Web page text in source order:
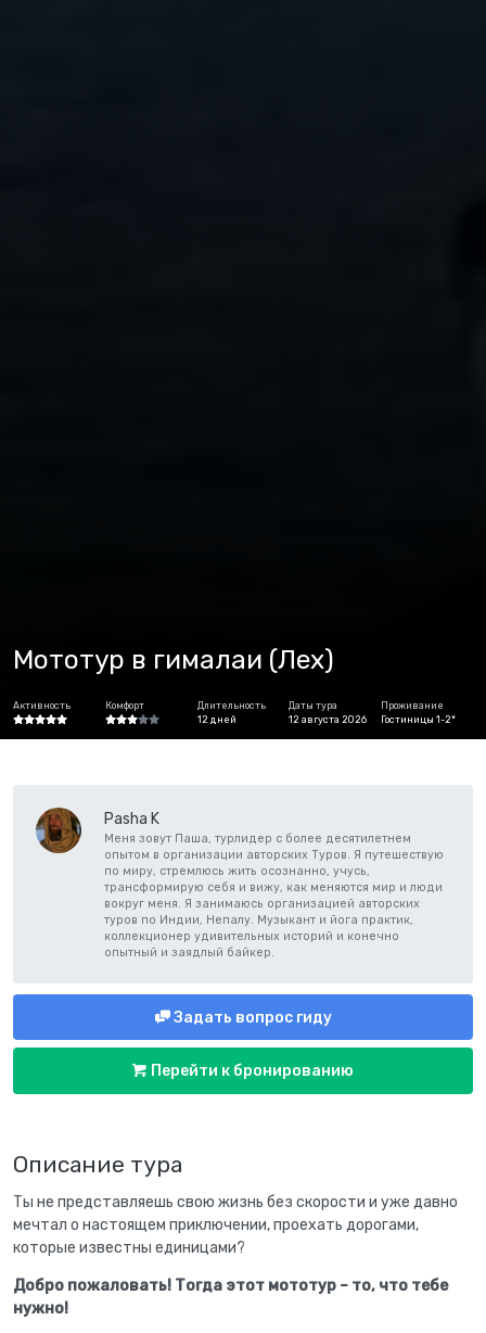
Мототур в гималаи (Лех)
Активность Комфорт
Длительность
12 дней
Даты тура
12 августа 2026
Проживание
Гостиницы 1-2*
Описание тура
Ты не представляешь свою жизнь без скорости и уже давно
мечтал о настоящем приключении, проехать дорогами,
которые известны единицами?
Добро пожаловать! Тогда этот мототур – то, что тебе
нужно!
Pasha K
Меня зовут Паша, турлидер с более десятилетнем
опытом в организации авторских Туров. Я путешествую
по миру, стремлюсь жить осознанно, учусь,
трансформирую себя и вижу, как меняются мир и люди
вокруг меня. Я занимаюсь организацией авторских
туров по Индии, Непалу. Музыкант и йога практик,
коллекционер удивительных историй и конечно
опытный и заядлый байкер.
Задать вопрос гиду
Перейти к бронированию